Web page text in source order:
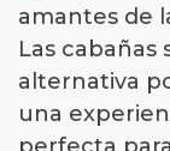
amantes de
Las
alternativa
una